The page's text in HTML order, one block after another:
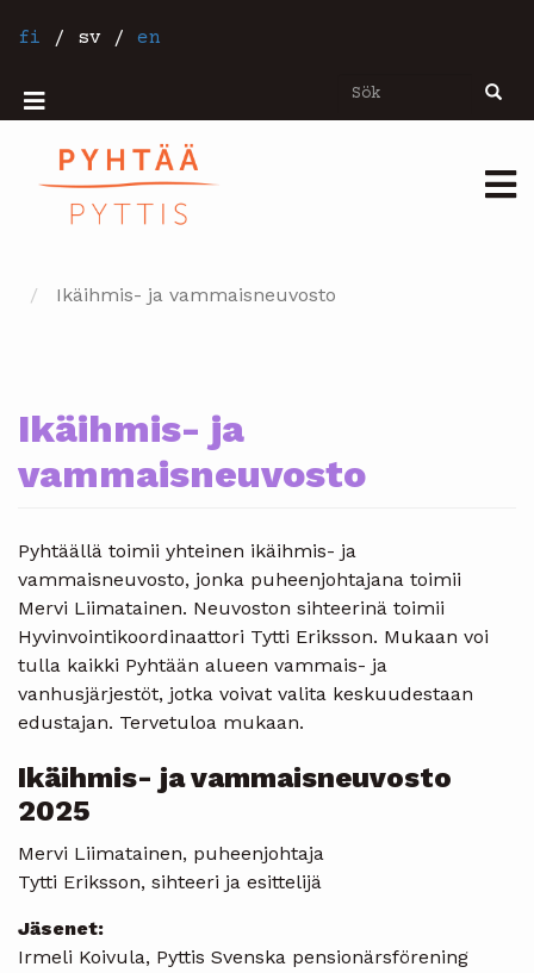
tillfi / sv / en
Sök Sök
Mobiilivalikko
Ikäihmis- ja vammaisneuvosto
Ikäihmis- ja
vammaisneuvosto
Pyhtäällä toimii yhteinen ikäihmis- ja
vammaisneuvosto, jonka puheenjohtajana toimii
Mervi Liimatainen. Neuvoston sihteerinä toimii
Hyvinvointikoordinaattori Tytti Eriksson. Mukaan voi
tulla kaikki Pyhtään alueen vammais- ja
vanhusjärjestöt, jotka voivat valita keskuudestaan
edustajan. Tervetuloa mukaan.
Ikäihmis- ja vammaisneuvosto
2025
Mervi Liimatainen, puheenjohtaja
Tytti Eriksson, sihteeri ja esittelijä
Jäsenet:
Irmeli Koivula, Pyttis Svenska pensionärsförening